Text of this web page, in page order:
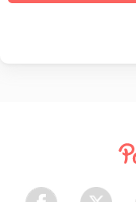
Facebook Twitter